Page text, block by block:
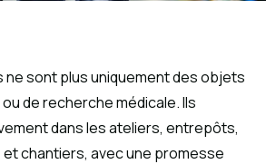
sont plus uniquement des objets
de recherche médicale. Ils
dans les ateliers, entrepôts,
chantiers, avec une promesse